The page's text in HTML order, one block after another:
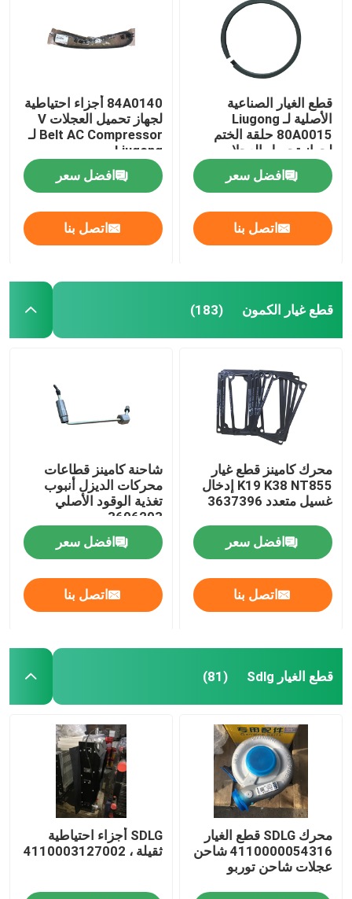
قطع الغيار الصناعية
الأصلية لـ Liugong
80A0015 حلقة الختم
لجهاز تحميل العجلات
افضل سعر
اتصل بنا
84A0140 أجزاء احتياطية
لجهاز تحميل العجلات V
Belt AC Compressor لـ
Liugong
افضل سعر
اتصل بنا
قطع غيار الكمون (183)
محرك كامينز قطع غيار
K19 K38 NT855 إدخال
غسيل متعدد 3637396
افضل سعر
اتصل بنا
شاحنة كامينز قطاعات
محركات الديزل أنبوب
تغذية الوقود الأصلي
3696203
افضل سعر
اتصل بنا
قطع الغيار Sdlg (81)
محرك SDLG قطع الغيار
4110000054316 شاحن
عجلات شاحن توربو
SDLG أجزاء احتياطية
ثقيلة ، 4110003127002